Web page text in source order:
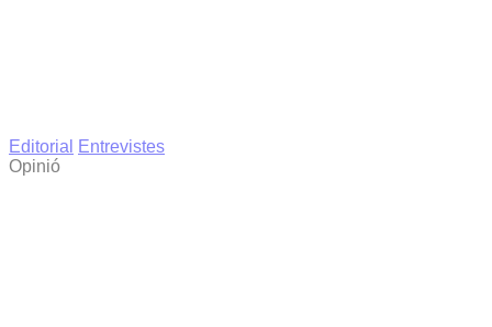
Editorial
Entrevistes
Opinió